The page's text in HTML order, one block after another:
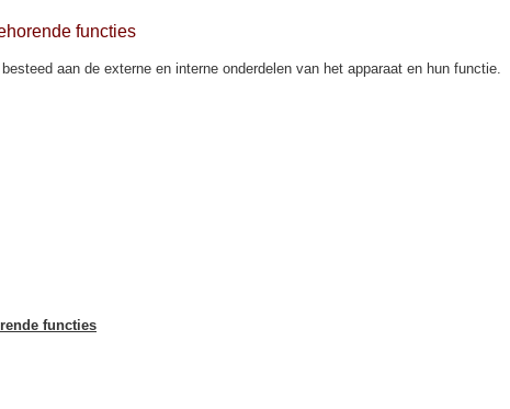
functies
aan de externe en interne onderdelen van het apparaat en hun functie.
functies